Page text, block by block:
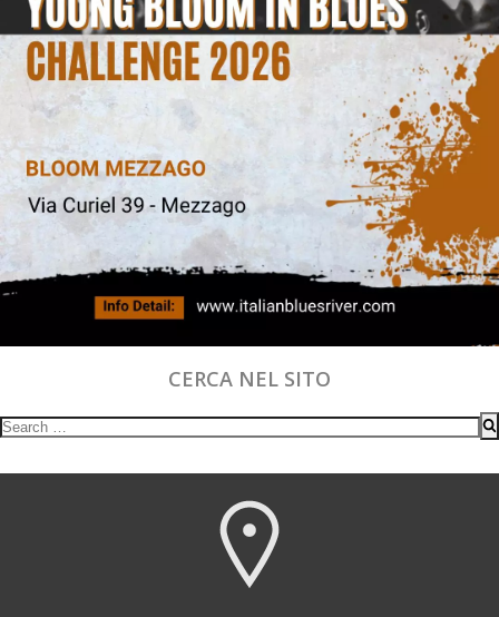
CERCA NEL SITO
Search